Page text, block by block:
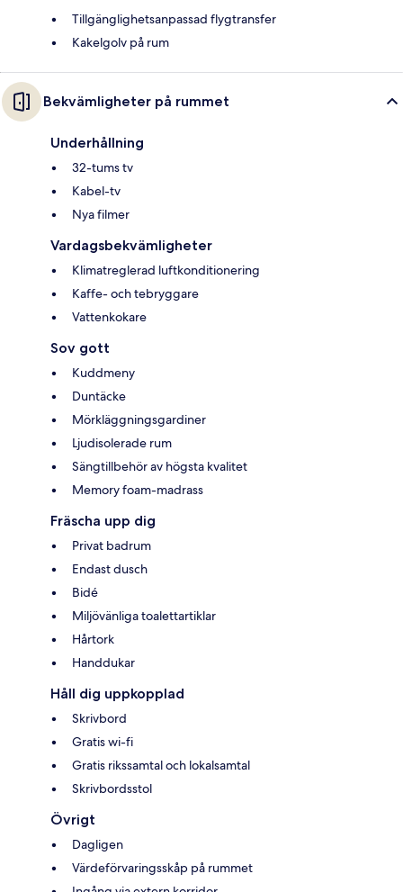
Tillgänglighetsanpassad flygtransfer
Kakelgolv på rum
Bekvämligheter på rummet
Underhållning
32-tums tv
Kabel-tv
Nya filmer
Vardagsbekvämligheter
Klimatreglerad luftkonditionering
Kaffe- och tebryggare
Vattenkokare
Sov gott
Kuddmeny
Duntäcke
Mörkläggningsgardiner
Ljudisolerade rum
Sängtillbehör av högsta kvalitet
Memory foam-madrass
Fräscha upp dig
Privat badrum
Endast dusch
Bidé
Miljövänliga toalettartiklar
Hårtork
Handdukar
Håll dig uppkopplad
Skrivbord
Gratis wi-fi
Gratis rikssamtal och lokalsamtal
Skrivbordsstol
Övrigt
Dagligen
Värdeförvaringsskåp på rummet